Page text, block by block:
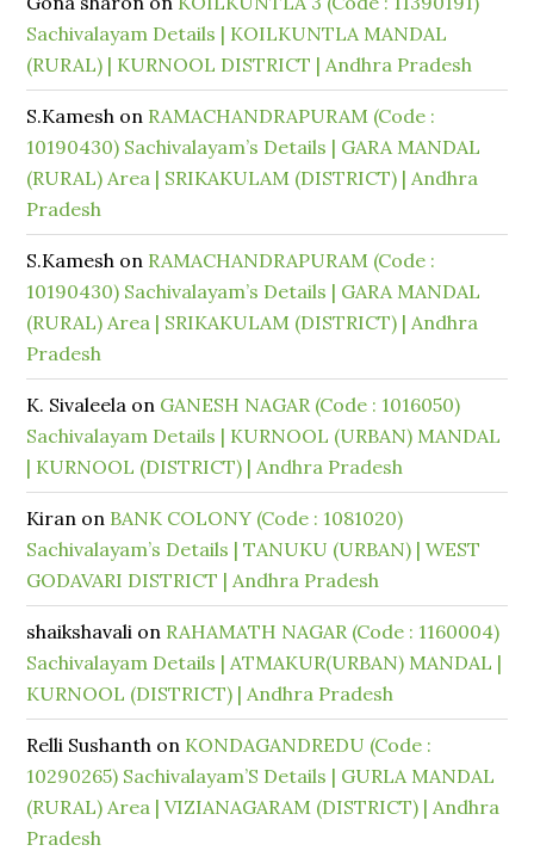
Sachivalayam Details | KOILKUNTLA MANDAL
(RURAL) | KURNOOL DISTRICT | Andhra Pradesh
S.Kamesh on RAMACHANDRAPURAM (Code :
10190430) Sachivalayam’s Details | GARA MANDAL
(RURAL) Area | SRIKAKULAM (DISTRICT) | Andhra
Pradesh
S.Kamesh on RAMACHANDRAPURAM (Code :
10190430) Sachivalayam’s Details | GARA MANDAL
(RURAL) Area | SRIKAKULAM (DISTRICT) | Andhra
Pradesh
K. Sivaleela on GANESH NAGAR (Code : 1016050)
Sachivalayam Details | KURNOOL (URBAN) MANDAL
| KURNOOL (DISTRICT) | Andhra Pradesh
Kiran on BANK COLONY (Code : 1081020)
Sachivalayam’s Details | TANUKU (URBAN) | WEST
GODAVARI DISTRICT | Andhra Pradesh
shaikshavali on RAHAMATH NAGAR (Code : 1160004)
Sachivalayam Details | ATMAKUR(URBAN) MANDAL |
KURNOOL (DISTRICT) | Andhra Pradesh
Relli Sushanth on KONDAGANDREDU (Code :
10290265) Sachivalayam’S Details | GURLA MANDAL
(RURAL) Area | VIZIANAGARAM (DISTRICT) | Andhra
Pradesh